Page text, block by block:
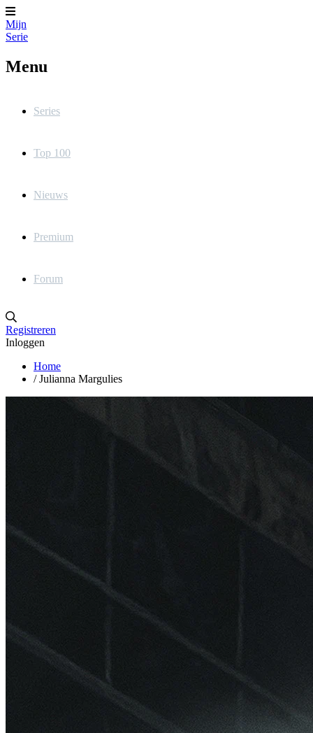
Mijn
Serie
Menu
Series
Top 100
Nieuws
Premium
Forum
Registreren
Inloggen
Home
/ Julianna Margulies